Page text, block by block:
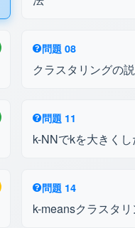
問題 08
クラスタリングの
問題 11
k-NNでkを大きく
問題 14
k-meansクラスタ